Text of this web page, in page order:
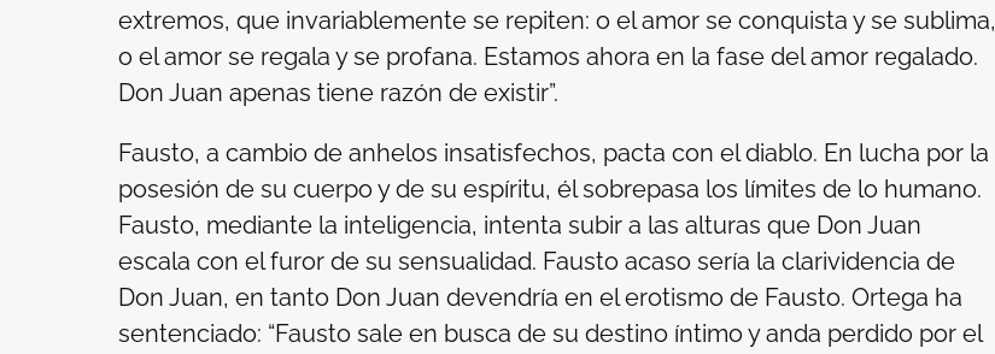
extremos, que invariablemente se repiten: o el amor se conquista y se sublima,
o el amor se regala y se profana. Estamos ahora en la fase del amor regalado.
Don Juan apenas tiene razón de existir”.
Fausto, a cambio de anhelos insatisfechos, pacta con el diablo. En lucha por la
posesión de su cuerpo y de su espíritu, él sobrepasa los límites de lo humano.
Fausto, mediante la inteligencia, intenta subir a las alturas que Don Juan
escala con el furor de su sensualidad. Fausto acaso sería la clarividencia de
Don Juan, en tanto Don Juan devendría en el erotismo de Fausto. Ortega ha
sentenciado: “Fausto sale en busca de su destino íntimo y anda perdido por el